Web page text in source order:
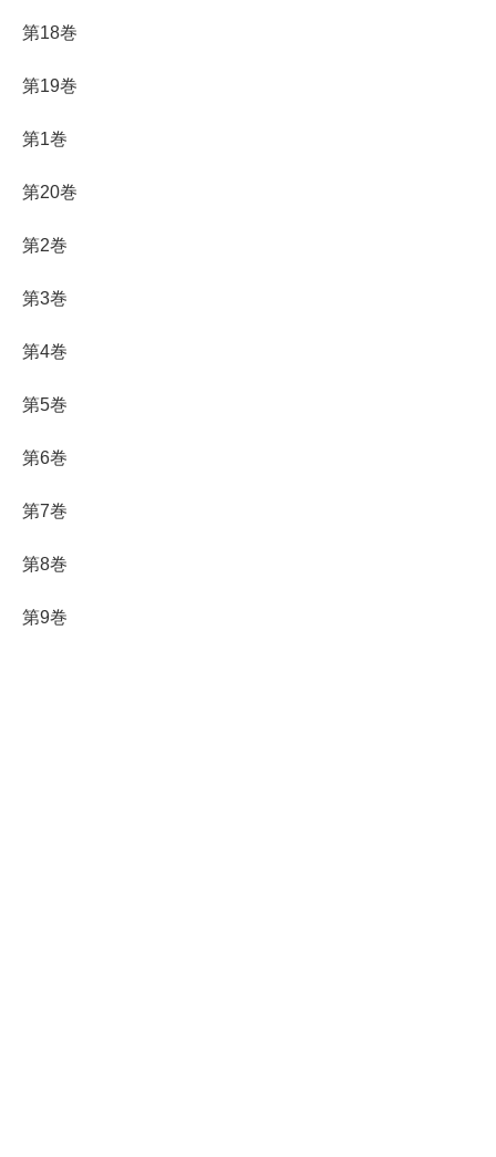
第18巻
第19巻
第1巻
第20巻
第2巻
第3巻
第4巻
第5巻
第6巻
第7巻
第8巻
第9巻